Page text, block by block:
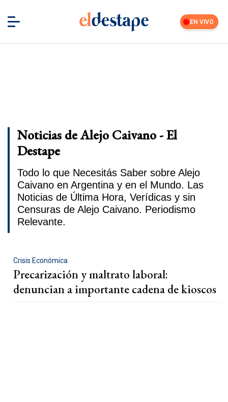
EN VIVO
Noticias de Alejo Caivano - El
Destape
Todo lo que Necesitás Saber sobre Alejo
Caivano en Argentina y en el Mundo. Las
Noticias de Última Hora, Verídicas y sin
Censuras de Alejo Caivano. Periodismo
Relevante.
Crisis Económica
Precarización y maltrato laboral:
denuncian a importante cadena de kioscos